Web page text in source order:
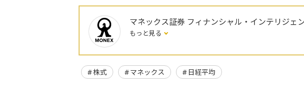
マネックス証券 フィナンシャル・インテリジェ
もっと見る
株式 マネックス 日経平均